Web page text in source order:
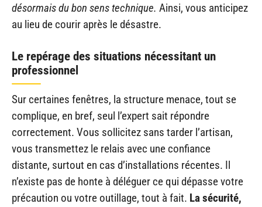
désormais du bon sens technique. Ainsi, vous anticipez
au lieu de courir après le désastre.
Le repérage des situations nécessitant un
professionnel
Sur certaines fenêtres, la structure menace, tout se
complique, en bref, seul l’expert sait répondre
correctement. Vous sollicitez sans tarder l’artisan,
vous transmettez le relais avec une confiance
distante, surtout en cas d’installations récentes. Il
n’existe pas de honte à déléguer ce qui dépasse votre
précaution ou votre outillage, tout à fait. La sécurité,